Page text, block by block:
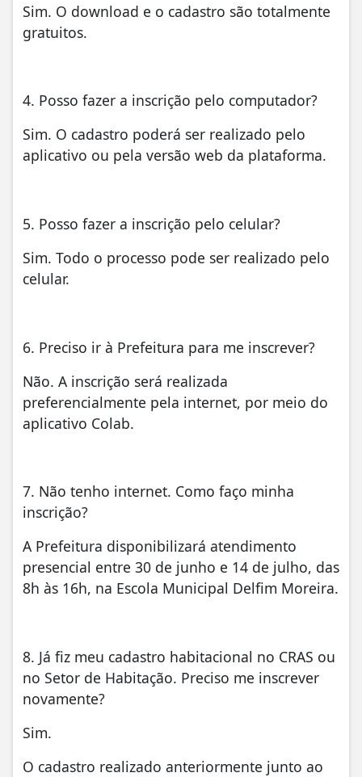
Sim. O download e o cadastro são totalmente
gratuitos.
4. Posso fazer a inscrição pelo computador?
Sim. O cadastro poderá ser realizado pelo
aplicativo ou pela versão web da plataforma.
5. Posso fazer a inscrição pelo celular?
Sim. Todo o processo pode ser realizado pelo
celular.
6. Preciso ir à Prefeitura para me inscrever?
Não. A inscrição será realizada
preferencialmente pela internet, por meio do
aplicativo Colab.
7. Não tenho internet. Como faço minha
inscrição?
A Prefeitura disponibilizará atendimento
presencial entre 30 de junho e 14 de julho, das
8h às 16h, na Escola Municipal Delfim Moreira.
8. Já fiz meu cadastro habitacional no CRAS ou
no Setor de Habitação. Preciso me inscrever
novamente?
Sim.
O cadastro realizado anteriormente junto ao